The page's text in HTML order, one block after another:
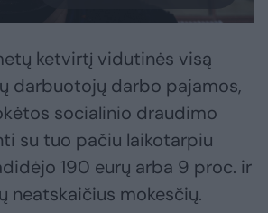
ketvirtį vidutinės visą
darbuotojų darbo pajamos,
socialinio draudimo
su tuo pačiu laikotarpiu
190 eurų arba 9 proc. ir
neatskaičius mokesčių.